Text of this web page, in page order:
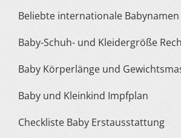
Beliebte internationale Babynamen
Baby-Schuh- und Kleidergröße
Baby Körperlänge und
Baby und Kleinkind Impfplan
Checkliste Baby Erstausstattung